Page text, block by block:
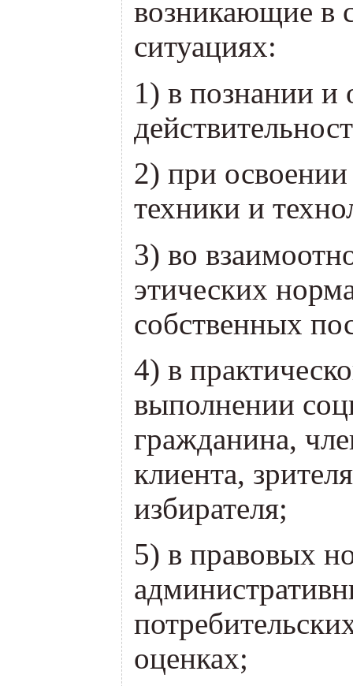
возникающие в
ситуациях:
1) в познании и
2) при
техники и
3) во
этических
собственных
4) в
выполнении
гражданина,
клиента,
избирателя;
5) в правовых
оценках;